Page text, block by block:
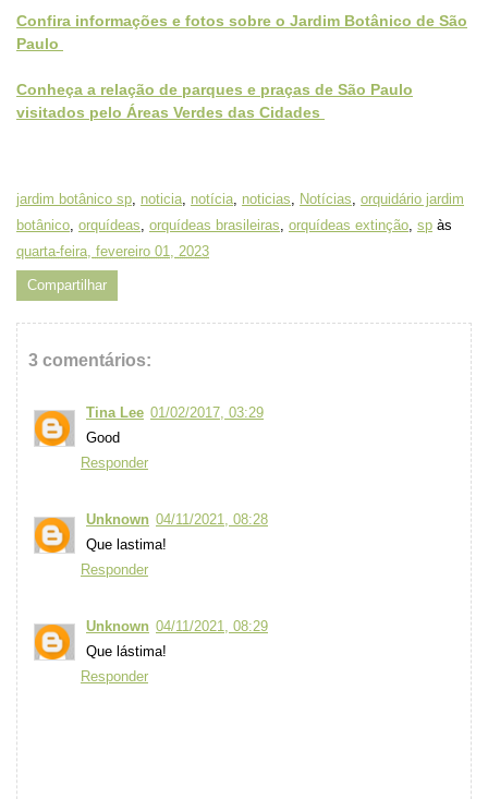
Confira informações e fotos sobre o Jardim Botânico de São
Paulo
Conheça a relação de parques e praças de São Paulo
visitados pelo Áreas Verdes das Cidades
jardim botânico sp, noticia, notícia, noticias, Notícias, orquidário jardim
botânico, orquídeas, orquídeas brasileiras, orquídeas extinção, sp às
quarta-feira, fevereiro 01, 2023
Compartilhar
3 comentários:
Tina Lee 01/02/2017, 03:29
Good
Responder
Unknown 04/11/2021, 08:28
Que lastima!
Responder
Unknown 04/11/2021, 08:29
Que lástima!
Responder